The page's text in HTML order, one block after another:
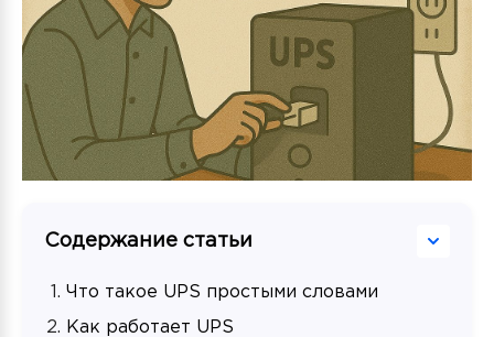
Содержание статьи
Что такое UPS простыми словами
Как работает UPS